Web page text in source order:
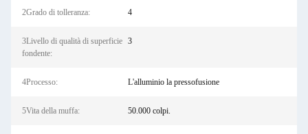
2Grado di tolleranza: 4
3Livello di qualità di superficie
fondente:
3
4Processo: L'alluminio la pressofusione
5Vita della muffa: 50.000 colpi.